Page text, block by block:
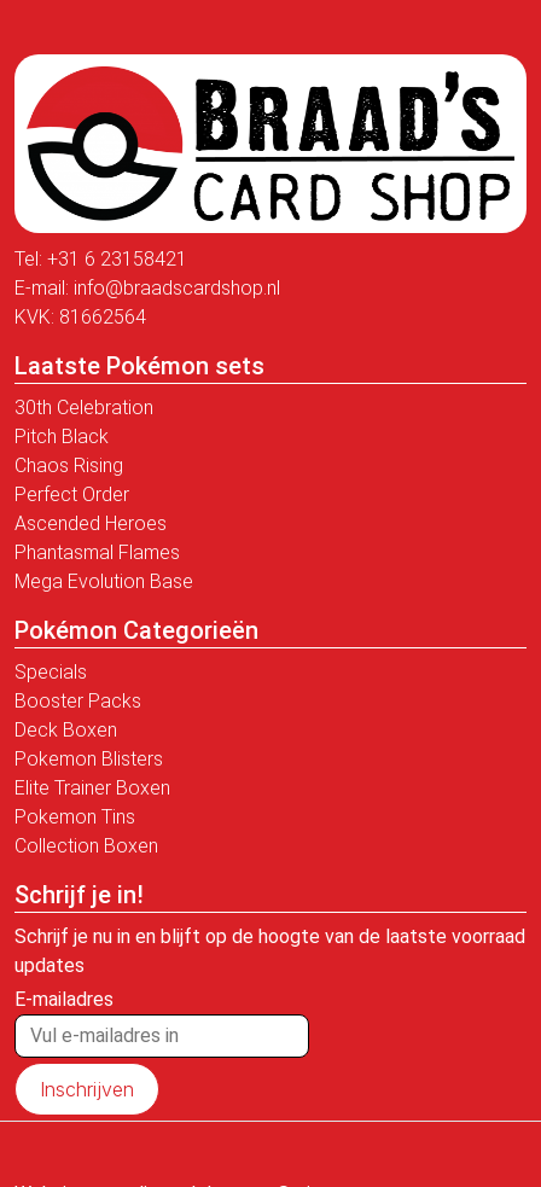
Tel: +31 6 23158421
E-mail: info@braadscardshop.nl
KVK: 81662564
Laatste Pokémon sets
30th Celebration
Pitch Black
Chaos Rising
Perfect Order
Ascended Heroes
Phantasmal Flames
Mega Evolution Base
Pokémon Categorieën
Specials
Booster Packs
Deck Boxen
Pokemon Blisters
Elite Trainer Boxen
Pokemon Tins
Collection Boxen
Schrijf je in!
Schrijf je nu in en blijft op de hoogte van de laatste voorraad
updates
E-mailadres
Inschrijven